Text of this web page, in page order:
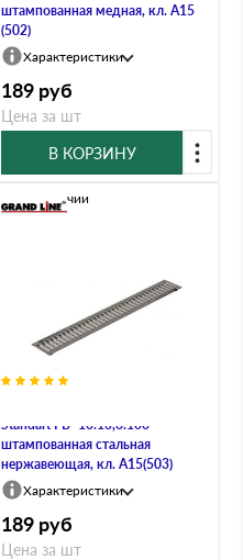
штампованная медная, кл. А15
(502)
Характеристики
189 руб
Цена за шт
В КОРЗИНУ
Standart РВ -10.13,6.100 -
штампованная стальная
нержавеющая, кл. А15(503)
В наличии
Характеристики
189 руб
Цена за шт